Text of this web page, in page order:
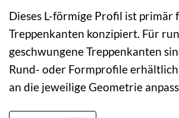
Dieses L-förmige Profil ist primär
Treppenkanten konzipiert. Für
geschwungene Treppenkanten
Rund- oder Formprofile
an die jeweilige Geometrie